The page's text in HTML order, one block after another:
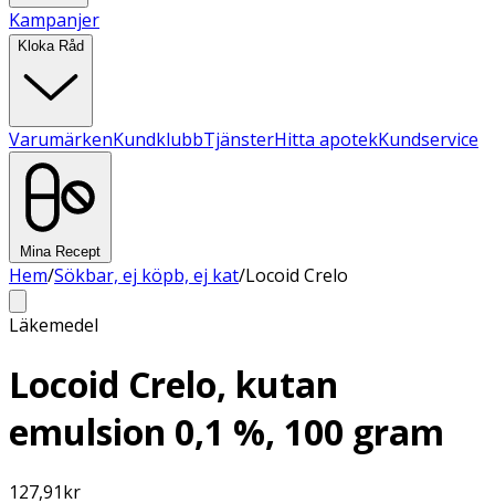
Kampanjer
Kloka Råd
VarumärkenKundklubbTjänsterHitta apotekKundservice
Mina Recept
Hem/Sökbar, ej köpb, ej kat/Locoid Crelo
Läkemedel
Locoid Crelo, kutan
emulsion 0,1 %, 100 gram
127,91kr